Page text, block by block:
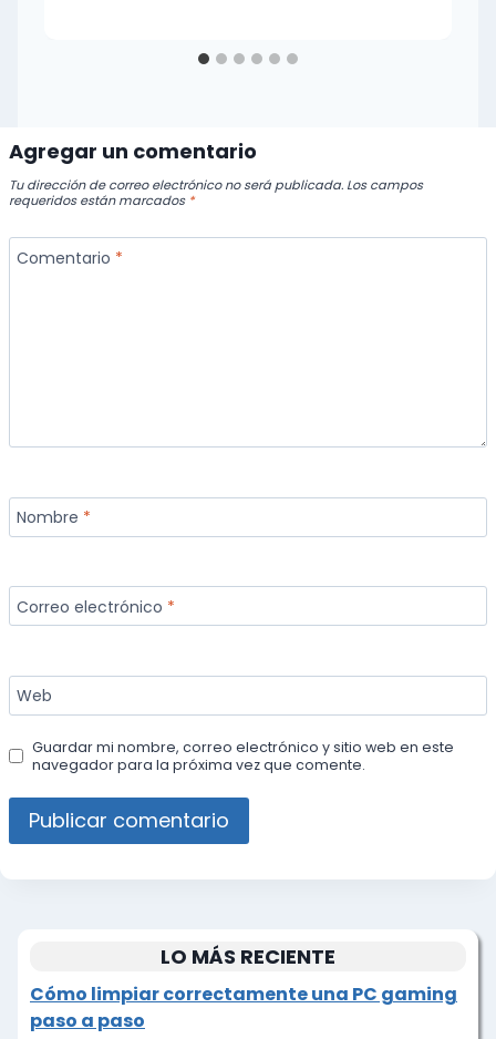
Agregar un comentario
Tu dirección de correo electrónico no será publicada. Los campos
requeridos están marcados *
Comentario *
Nombre *
Correo electrónico *
Web
Guardar mi nombre, correo electrónico y sitio web en este
navegador para la próxima vez que comente.
LO MÁS RECIENTE
Cómo limpiar correctamente una PC gaming
paso a paso